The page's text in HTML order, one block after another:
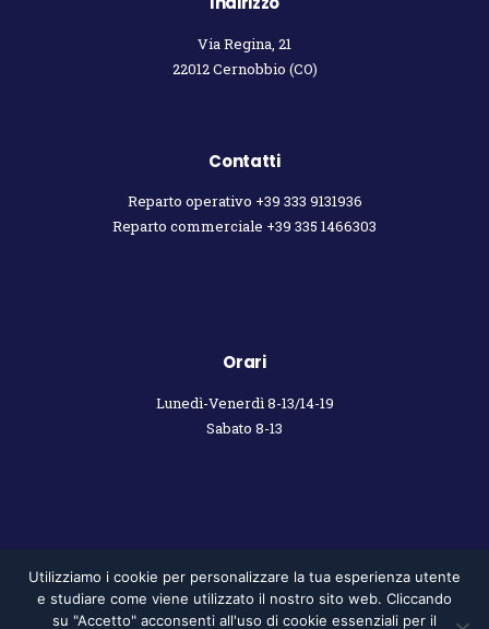
Via Regina, 21
22012 Cernobbio (CO)
Contatti
Reparto operativo +39 333 9131936
Reparto commerciale +39 335 1466303
Orari
Lunedì-Venerdì 8-13/14-19
Sabato 8-13
Privacy Policy| © 2022 |weblab
Utilizziamo i cookie per personalizzare la tua esperienza utente
e studiare come viene utilizzato il nostro sito web. Cliccando
su "Accetto" acconsenti all'uso di cookie essenziali per il